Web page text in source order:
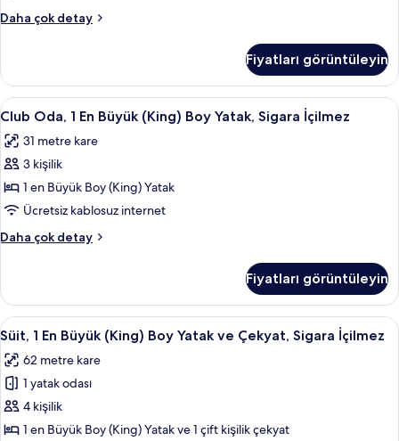
Suite)
fotoğrafları
görün
Daha çok detay
Süit,
Sigara
İçilmez
(Jurassic
Suite)
hakkında
fazla
detay
Fiyatları görüntüleyin
Club
Oda,
1
En
Büyük
(King)
Boy
Yatak,
İçilmez
için
tüm
fotoğrafları
görün
Odada kasa, masa, dizüstü bilgisayar
4
Club Oda, 1 En Büyük (King) Boy Yatak, Sigara İçilmez
31 metre kare
3 kişilik
1 en Büyük Boy (King) Yatak
Ücretsiz kablosuz internet
Daha çok detay
Club
Büyük
(King)
Boy
Sigara
İçilmez
daha
fazla
Fiyatları görüntüleyin
Süit,
1
En
Büyük
(King)
Boy
Odada kasa, masa, dizüstü bilgisayar
4
Süit, 1 En Büyük (King) Boy Yatak ve Çekyat, Sigara İçilmez
62 metre kare
1 yatak odası
4 kişilik
1 en Büyük Boy (King) Yatak ve 1 çift kişilik çekyat